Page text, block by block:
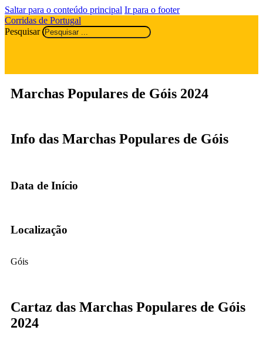
Saltar para o conteúdo principal Ir para o footer
Corridas de Portugal
Pesquisar
Marchas Populares de Góis 2024
Info das Marchas Populares de Góis
Data de Início
Localização
Góis
Cartaz das Marchas Populares de Góis
2024